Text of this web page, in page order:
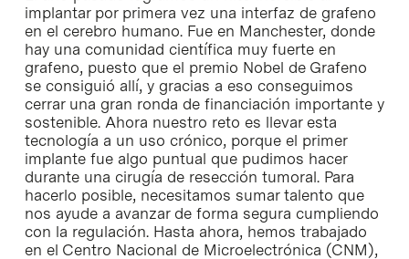
implantar por primera vez una interfaz de grafeno
en el cerebro humano. Fue en Manchester, donde
hay una comunidad científica muy fuerte en
grafeno, puesto que el premio Nobel de Grafeno
se consiguió allí, y gracias a eso conseguimos
cerrar una gran ronda de financiación importante y
sostenible. Ahora nuestro reto es llevar esta
tecnología a un uso crónico, porque el primer
implante fue algo puntual que pudimos hacer
durante una cirugía de resección tumoral. Para
hacerlo posible, necesitamos sumar talento que
nos ayude a avanzar de forma segura cumpliendo
con la regulación. Hasta ahora, hemos trabajado
en el Centro Nacional de Microelectrónica (CNM),